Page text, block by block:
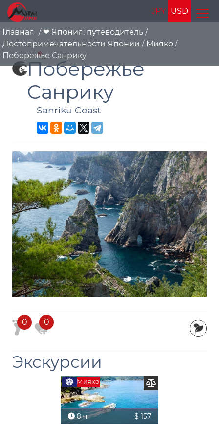
JPY USD
Главная / ❤ Япония: путеводитель /
Достопримечательности Японии / Мияко /
Побережье Санрику
Побережье
Санрику
Sanriku Coast
0 0
Экскурсии
Мияко
8 ч.
$ 157